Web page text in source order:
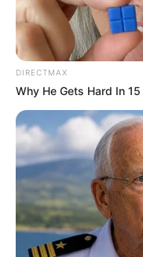
ดูดวงรายเดือน
อ.รักษ์ เลขเด็
2569 (ช่วงวัน
DIRECTMAX
Why He Gets Hard In